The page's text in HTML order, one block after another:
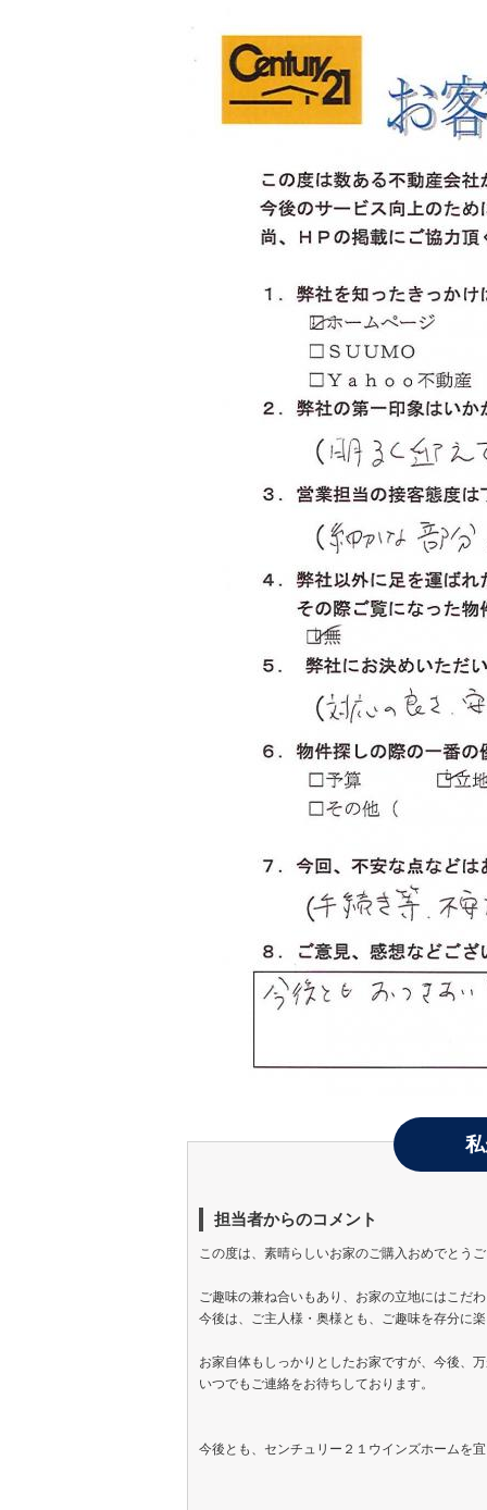
担当者からのコメント
この度は、素晴らしいお家のご購入おめでとう
ご趣味の兼ね合いもあり、お家の立地にはこだわ
今後は、ご主人様・奥様とも、ご趣味を存分に
お家自体もしっかりとしたお家ですが、今後、
いつでもご連絡をお待ちしております。
今後とも、センチュリー２１ウインズホームを宜